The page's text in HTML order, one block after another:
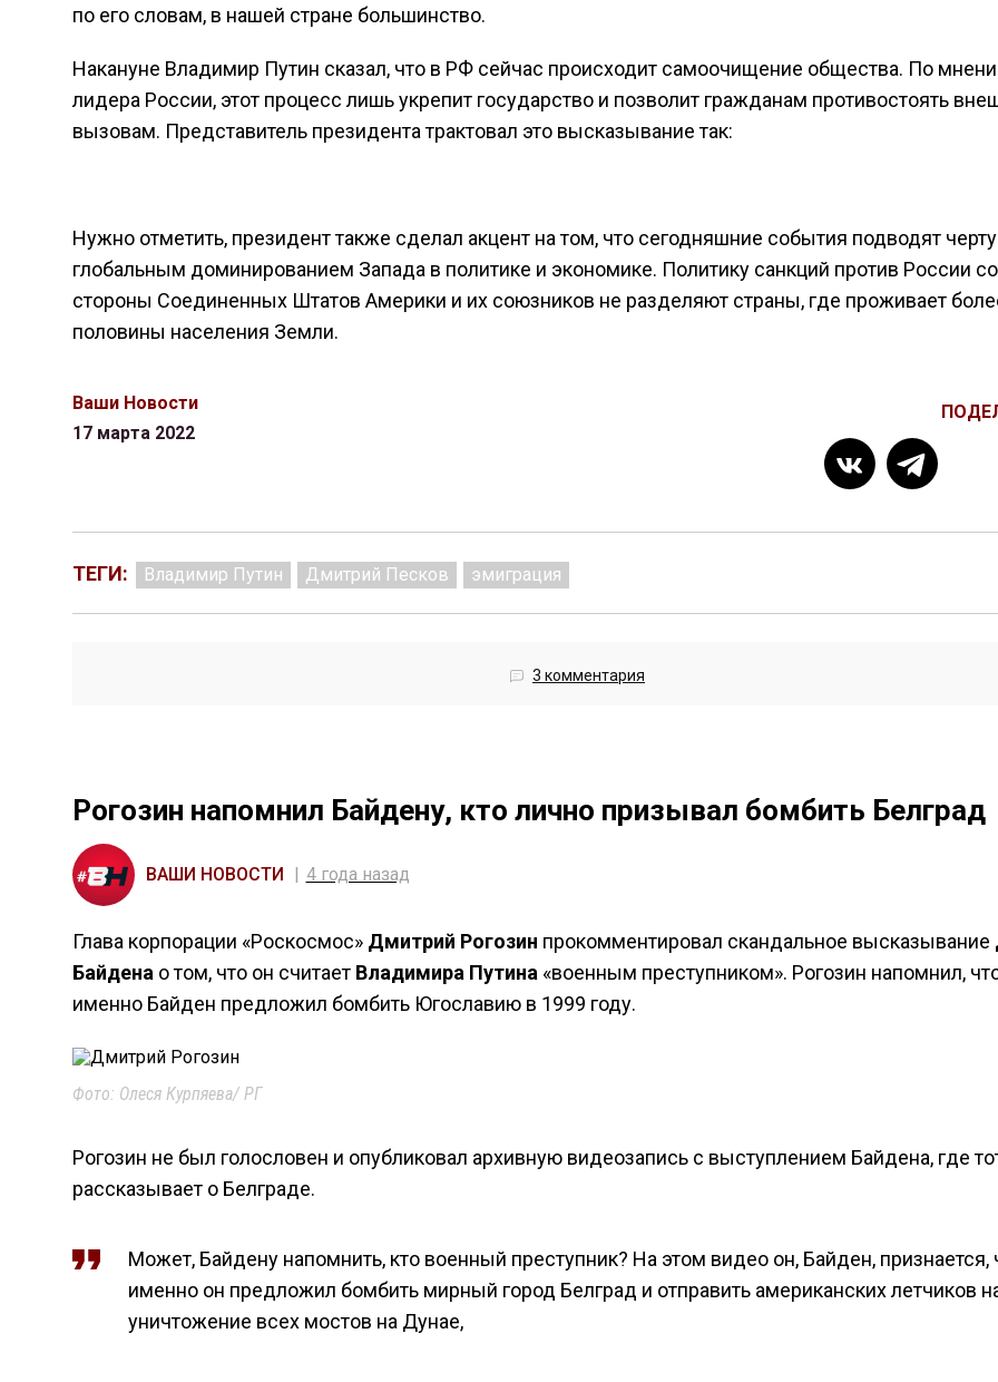
по его словам, в нашей стране большинство.
Накануне Владимир Путин сказал, что в РФ сейчас происходит самоочищение общества. По
лидера России, этот процесс лишь укрепит государство и позволит гражданам противостоять
вызовам. Представитель президента трактовал это высказывание так:
Нужно отметить, президент также сделал акцент на том, что сегодняшние события подводят
глобальным доминированием Запада в политике и экономике. Политику санкций против России со
стороны Соединенных Штатов Америки и их союзников не разделяют страны, где проживает
половины населения Земли.
Ваши Новости
17 марта 2022
ТЕГИ: Владимир Путин Дмитрий Песков эмиграция
3 комментария
Рогозин напомнил Байдену, кто лично призывал бомбить Белград
ВАШИ НОВОСТИ 4 года назад
Глава корпорации «Роскосмос» Дмитрий Рогозин прокомментировал скандальное высказывание
Байдена о том, что он считает Владимира Путина «военным преступником». Рогозин напомнил,
именно Байден предложил бомбить Югославию в 1999 году.
Фото: Олеся Курпяева/ РГ
Рогозин не был голословен и опубликовал архивную видеозапись с выступлением Байдена, где
рассказывает о Белграде.
Может, Байдену напомнить, кто военный преступник? На этом видео он, Байден, признается,
именно он предложил бомбить мирный город Белград и отправить американских летчиков
уничтожение всех мостов на Дунае,